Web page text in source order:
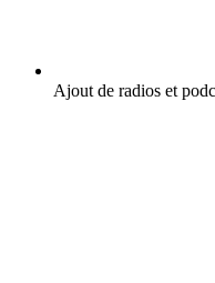
Ajout de radios et